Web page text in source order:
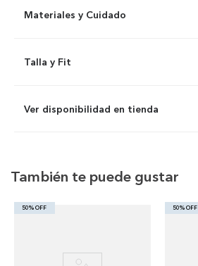
Materiales y Cuidado
Talla y Fit
Ver disponibilidad en tienda
También te puede gustar
50% OFF 50% OFF